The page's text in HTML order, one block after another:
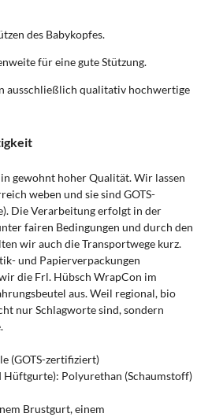
des Babykopfes.
für eine gute Stützung.
ausschließlich qualitativ hochwertige
gewohnt hoher Qualität. Wir lassen
weben und sie sind GOTS-
Die Verarbeitung erfolgt in der
fairen Bedingungen und durch den
wir auch die Transportwege kurz.
und Papierverpackungen
die Frl. Hübsch WrapCon im
aus. Weil regional, bio
nur Schlagworte sind, sondern
(GOTS-zertifiziert)
Hüftgurte): Polyurethan (Schaumstoff)
Brustgurt, einem